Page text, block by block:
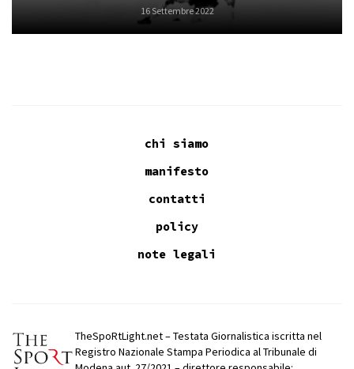
16 Settembre 2022
chi siamo
manifesto
contatti
policy
note legali
TheSpoRtLight.net – Testata Giornalistica iscritta nel
Registro Nazionale Stampa Periodica al Tribunale di